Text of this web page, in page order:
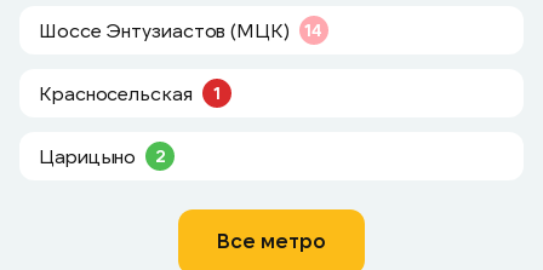
Шоссе Энтузиастов (МЦК) 14
Красносельская 1
Царицыно 2
Все метро